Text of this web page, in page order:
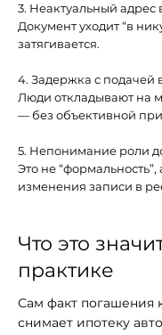
3. Неактуальный адрес
Документ уходит “в
затягивается.
4. Задержка с подачей
Люди откладывают на
— без объективной
5. Непонимание роли
Это не
изменения записи в
Что это
практике
Сам факт погашения
снимает ипотеку